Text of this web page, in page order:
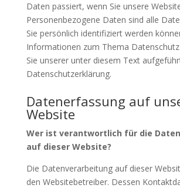
Daten passiert, wenn Sie unsere
Personenbezogene Daten sind alle
Sie persönlich identifiziert werden
Informationen zum Thema
Sie unserer unter diesem Text
Datenschutzerklärung.
Datenerfassung auf
Website
Wer ist verantwortlich für die
auf dieser Website?
Die Datenverarbeitung auf dieser
den Websitebetreiber. Dessen